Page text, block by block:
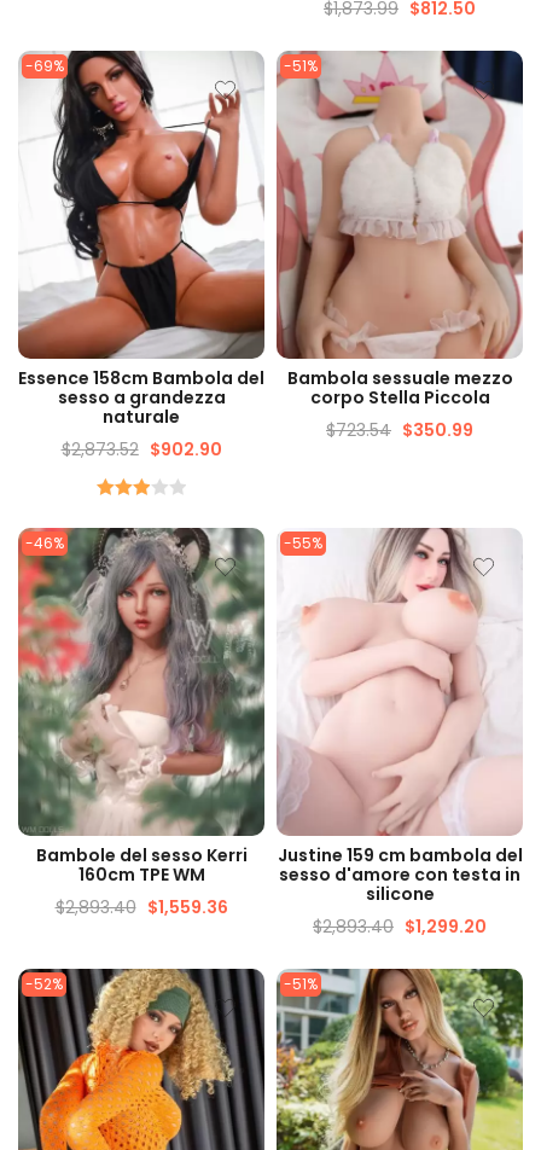
$1,873.99 $812.50
-69%
VISUALIZZAZIONE
VELOCE
Essence 158cm Bambola del
sesso a grandezza
naturale
$2,873.52 $902.90
3.00
su 5
-51%
VISUALIZZAZIONE
VELOCE
Bambola sessuale mezzo
corpo Stella Piccola
$723.54 $350.99
-46%
VISUALIZZAZIONE
VELOCE
Bambole del sesso Kerri
160cm TPE WM
$2,893.40 $1,559.36
-55%
VISUALIZZAZIONE
VELOCE
Justine 159 cm bambola del
sesso d'amore con testa in
silicone
$2,893.40 $1,299.20
-52% -51%